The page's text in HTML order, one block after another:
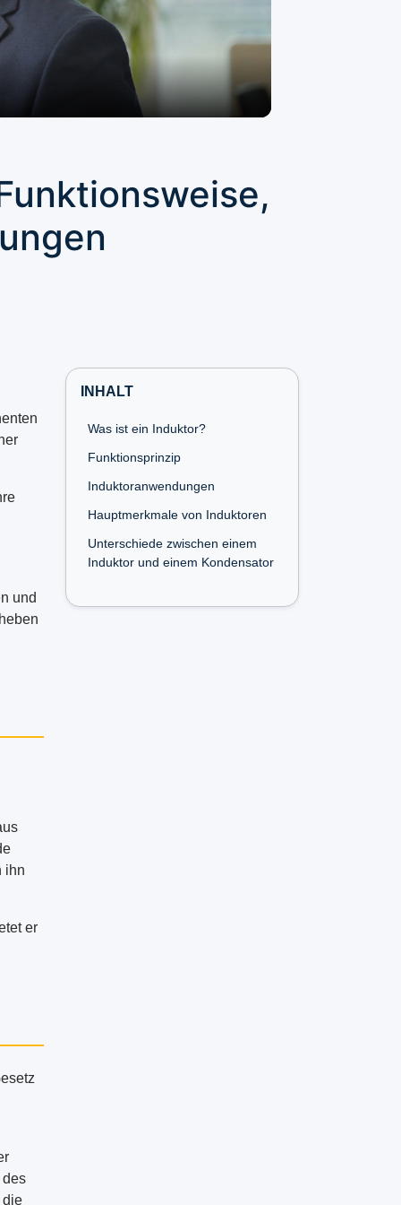
und
ihn
er
des
die
INHALT
Was ist ein Induktor?
Funktionsprinzip
Induktoranwendungen
Hauptmerkmale von Induktoren
Unterschiede zwischen einem
Induktor und einem Kondensator